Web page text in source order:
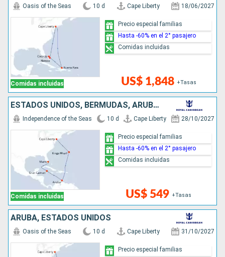
Comidas incluidas
Oasis of the Seas 10 d Cape Liberty 18/06/2027
US$ 1,848 +Tasas
Precio especial familias
Hasta -60% en el 2° pasajero
Comidas incluidas
ESTADOS UNIDOS, BERMUDAS, ARUBA, ISLAS CAIMÁN
Comidas incluidas
Independence of the Seas 10 d Cape Liberty 28/10/2027
US$ 549 +Tasas
Precio especial familias
Hasta -60% en el 2° pasajero
Comidas incluidas
ARUBA, ESTADOS UNIDOS
Oasis of the Seas 10 d Cape Liberty 31/10/2027
Precio especial familias